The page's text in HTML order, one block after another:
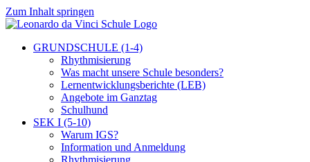
Zum Inhalt springen
GRUNDSCHULE (1-4)
Rhythmisierung
Was macht unsere Schule besonders?
Lernentwicklungsberichte (LEB)
Angebote im Ganztag
Schulhund
SEK I (5-10)
Warum IGS?
Information und Anmeldung
Rhythmisierung